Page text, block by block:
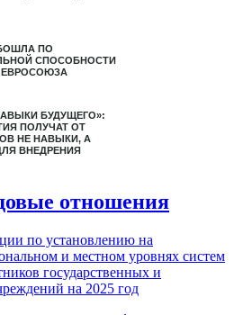
ПО
СПОСОБНОСТИ
ЕВРОСОЮЗА
БУДУЩЕГО»:
ПОЛУЧАТ ОТ
НЕ НАВЫКИ, А
ВНЕДРЕНИЯ
отношения
по установлению на
и местном уровнях систем
государственных и
на 2025 год